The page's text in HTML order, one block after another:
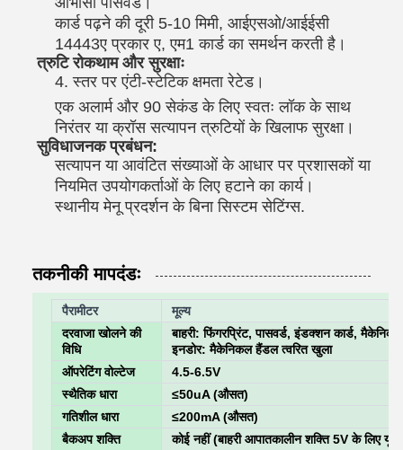
कार्ड पढ़ने की दूरी 5-10 मिमी, आईएसओ/आईईसी
14443ए प्रकार ए, एम1 कार्ड का समर्थन करती है।
त्रुटि रोकथाम और सुरक्षाः
4. स्तर पर एंटी-स्टेटिक क्षमता रेटेड।
एक अलार्म और 90 सेकंड के लिए स्वतः लॉक के साथ
निरंतर या क्रॉस सत्यापन त्रुटियों के खिलाफ सुरक्षा।
सुविधाजनक प्रबंधन:
सत्यापन या आवंटित संख्याओं के आधार पर प्रशासकों या
नियमित उपयोगकर्ताओं के लिए हटाने का कार्य।
स्थानीय मेनू प्रदर्शन के बिना सिस्टम सेटिंग्स.
तकनीकी मापदंडः
पैरामीटर
मूल्य
दरवाजा खोलने की
विधि
बाहरी: फिंगरप्रिंट, पासवर्ड, इंडक्शन कार्ड,
इनडोर: मैकेनिकल हैंडल त्वरित खुला
ऑपरेटिंग वोल्टेज
4.5-6.5V
स्थैतिक धारा
≤50uA (औसत)
गतिशील धारा
≤200mA (औसत)
बैकअप शक्ति
कोई नहीं (बाहरी आपातकालीन शक्ति 5V के लिए